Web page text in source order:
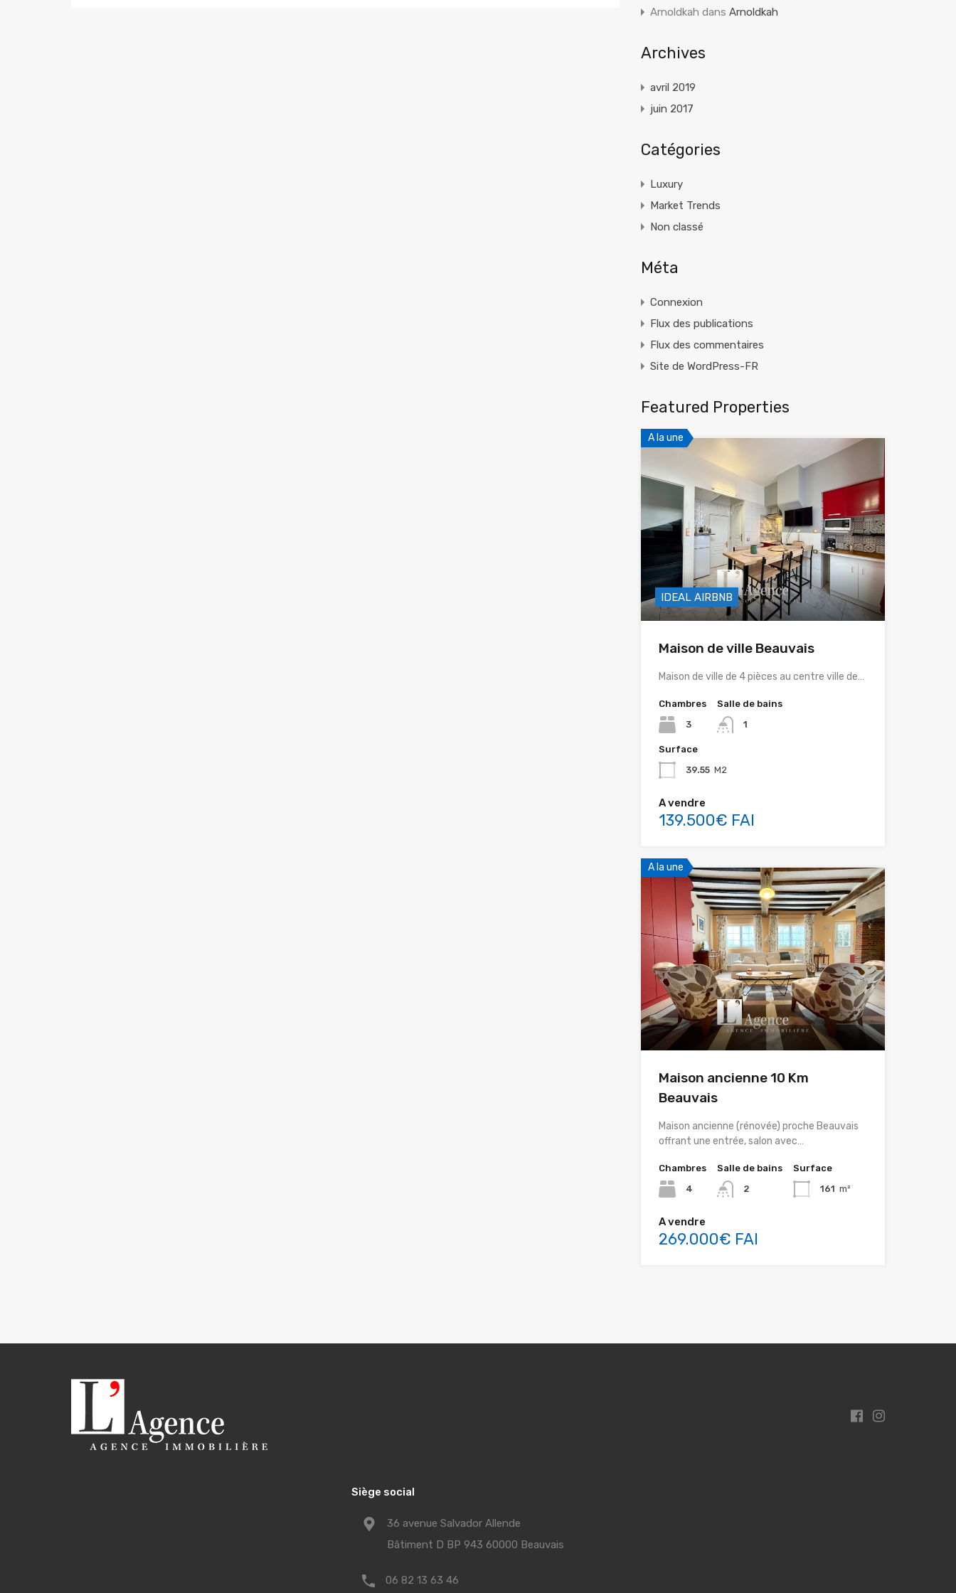
Arnoldkah dans Arnoldkah
Archives
avril 2019
juin 2017
Catégories
Luxury
Market Trends
Non classé
Méta
Connexion
Flux des publications
Flux des commentaires
Site de WordPress-FR
Featured Properties
A la une
IDEAL AIRBNB
Maison de ville Beauvais
Maison de ville de 4 pièces au centre ville de…
Chambres
3
Salle de bains
1
Surface
39.55 M2
A vendre
139.500€ FAI
A la une
Maison ancienne 10 Km
Beauvais
Maison ancienne (rénovée) proche Beauvais
offrant une entrée, salon avec…
Chambres
4
Salle de bains
2
Surface
161 m²
A vendre
269.000€ FAI
Siège social
36 avenue Salvador Allende
Bâtiment D BP 943 60000 Beauvais
06 82 13 63 46